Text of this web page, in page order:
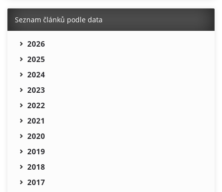
Seznam článků podle data
2026
2025
2024
2023
2022
2021
2020
2019
2018
2017